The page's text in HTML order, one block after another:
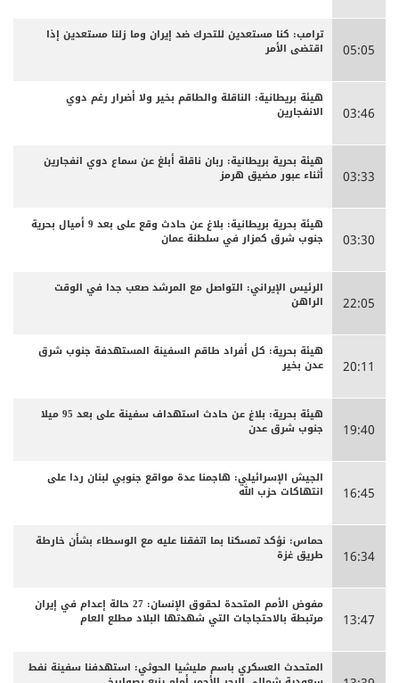
05:05
ترامب: كنا مستعدين للتحرك ضد إيران وما زلنا مستعدين إذا
اقتضى الأمر
03:46
هيئة بريطانية: الناقلة والطاقم بخير ولا أضرار رغم دوي
الانفجارين
03:33
هيئة بحرية بريطانية: ربان ناقلة أبلغ عن سماع دوي انفجارين
أثناء عبور مضيق هرمز
03:30
هيئة بحرية بريطانية: بلاغ عن حادث وقع على بعد 9 أميال بحرية
جنوب شرق كمزار في سلطنة عمان
22:05
الرئيس الإيراني: التواصل مع المرشد صعب جدا في الوقت
الراهن
20:11
هيئة بحرية: كل أفراد طاقم السفينة المستهدفة جنوب شرق
عدن بخير
19:40
هيئة بحرية: بلاغ عن حادث استهداف سفينة على بعد 95 ميلا
جنوب شرق عدن
16:45
الجيش الإسرائيلي: هاجمنا عدة مواقع جنوبي لبنان ردا على
انتهاكات حزب الله
16:34
حماس: نؤكد تمسكنا بما اتفقنا عليه مع الوسطاء بشأن خارطة
طريق غزة
13:47
مفوض الأمم المتحدة لحقوق الإنسان: 27 حالة إعدام في إيران
مرتبطة بالاحتجاجات التي شهدتها البلاد مطلع العام
المتحدث العسكري باسم مليشيا الحوثي: استهدفنا سفينة نفط